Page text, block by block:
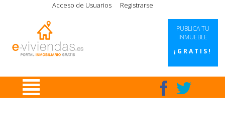
Acceso de Usuarios Registrarse
PUBLICA TU
INMUEBLE
¡GRATIS!